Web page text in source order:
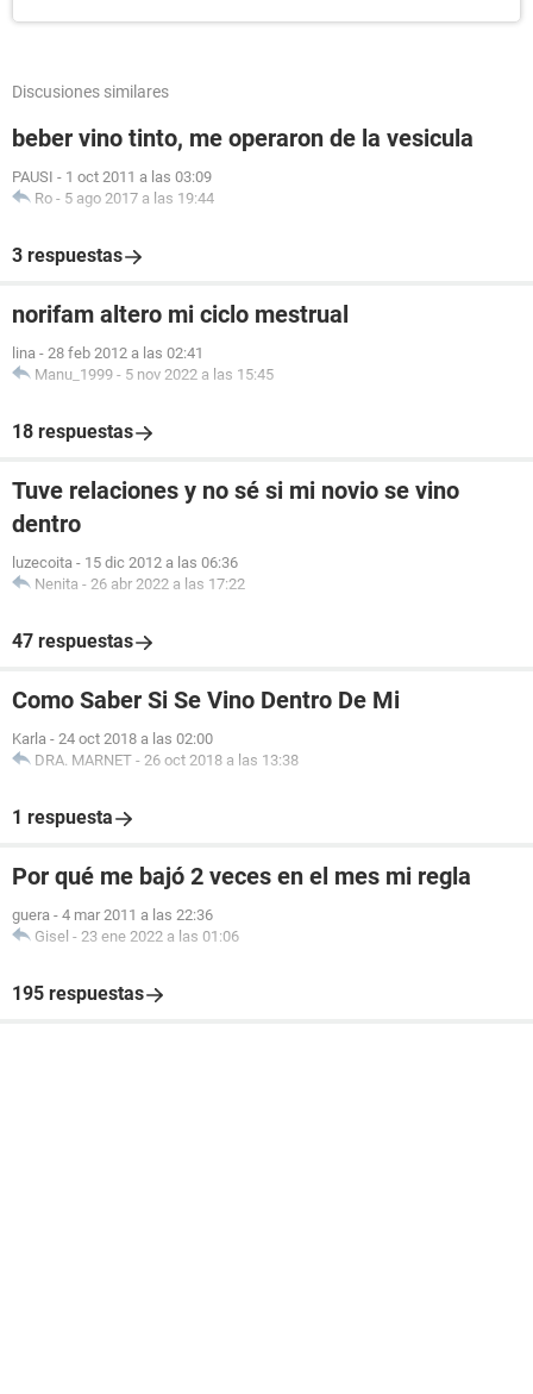
Discusiones similares
beber vino tinto, me operaron de la vesicula
PAUSI - 1 oct 2011 a las 03:09
Ro - 5 ago 2017 a las 19:44
3 respuestas
norifam altero mi ciclo mestrual
lina - 28 feb 2012 a las 02:41
Manu_1999 - 5 nov 2022 a las 15:45
18 respuestas
Tuve relaciones y no sé si mi novio se vino
dentro
luzecoita - 15 dic 2012 a las 06:36
Nenita - 26 abr 2022 a las 17:22
47 respuestas
Como Saber Si Se Vino Dentro De Mi
Karla - 24 oct 2018 a las 02:00
DRA. MARNET - 26 oct 2018 a las 13:38
1 respuesta
Por qué me bajó 2 veces en el mes mi regla
guera - 4 mar 2011 a las 22:36
Gisel - 23 ene 2022 a las 01:06
195 respuestas